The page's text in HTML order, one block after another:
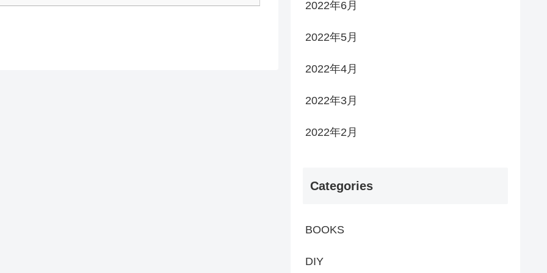
2022年6月
2022年5月
2022年4月
2022年3月
2022年2月
Categories
BOOKS
DIY